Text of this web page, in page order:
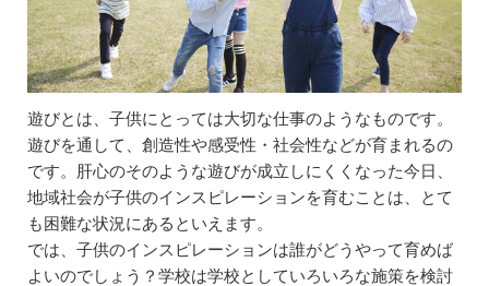
遊びとは、子供にとっては大切な仕事のようなものです。
遊びを通して、創造性や感受性・社会性などが育まれるの
です。肝心のそのような遊びが成立しにくくなった今日、
地域社会が子供のインスピレーションを育むことは、とて
も困難な状況にあるといえます。
では、子供のインスピレーションは誰がどうやって育めば
よいのでしょう？学校は学校としていろいろな施策を検討